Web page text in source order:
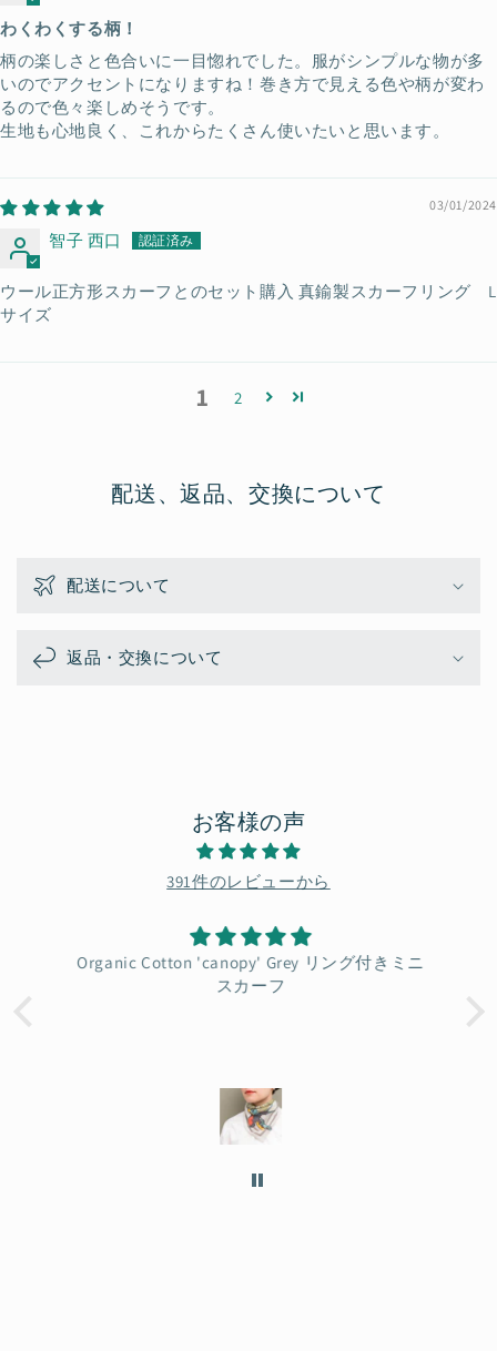
わくわくする柄！
柄の楽しさと色合いに一目惚れでした。服がシンプルな物が多
いのでアクセントになりますね！巻き方で見える色や柄が変わ
るので色々楽しめそうです。
生地も心地良く、これからたくさん使いたいと思います。
03/01/2024
智子 西口
ウール正方形スカーフとのセット購入 真鍮製スカーフリング L
サイズ
1 2
配送、返品、交換について
配送について
返品・交換について
お客様の声
391件のレビューから
Organic Cotton 'canopy' Grey リング付きミニ
スカーフ